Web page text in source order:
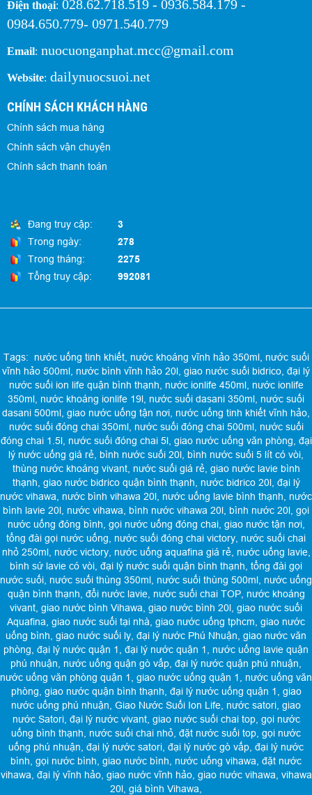
Điện thoại: 028.62.718.519 - 0936.584.179 -
0984.650.779- 0971.540.779
Email: nuocuonganphat.mcc@gmail.com
Website: dailynuocsuoi.net
CHÍNH SÁCH KHÁCH HÀNG
Chính sách mua hàng
Chính sách vận chuyện
Chính sách thanh toán
Đang truy cập:
3
Trong ngày:
278
Trong tháng:
2275
Tổng truy cập:
992081
Tags: nước uống tinh khiết, nước khoáng vĩnh hảo 350ml, nước suối
vĩnh hảo 500ml, nước bình vĩnh hảo 20l, giao nước suối bidrico, đại lý
nước suối ion life quận bình thạnh, nước ionlife 450ml, nước ionlife
350ml, nước khoáng ionlife 19l, nước suối dasani 350ml, nước suối
dasani 500ml, giao nước uống tận nơi, nước uống tinh khiết vĩnh hảo,
nước suối đóng chai 350ml, nước suối đóng chai 500ml, nước suối
đóng chai 1.5l, nước suối đóng chai 5l, giao nước uống văn phòng, đại
lý nước uống giá rẻ, bình nước suối 20l, bình nước suối 5 lít có vòi,
thùng nước khoáng vivant, nước suối giá rẻ, giao nước lavie bình
thạnh, giao nước bidrico quận bình thạnh, nước bidrico 20l, đại lý
nước vihawa, nước bình vihawa 20l, nước uống lavie bình thạnh, nước
bình lavie 20l, nước vihawa, bình nước vihawa 20l, bình nước 20l, gọi
nước uống đóng bình, gọi nước uống đóng chai, giao nước tận nơi,
tổng đài gọi nước uống, nước suối đóng chai victory, nước suối chai
nhỏ 250ml, nước victory, nước uống aquafina giá rẻ, nước uống lavie,
bình sứ lavie có vòi, đại lý nước suối quận bình thạnh, tổng đài gọi
nước suối, nước suối thùng 350ml, nước suối thùng 500ml, nước uống
quận bình thạnh, đổi nước lavie, nước suối chai TOP, nước khoáng
vivant, giao nước bình Vihawa, giao nước bình 20l, giao nước suối
Aquafina, giao nước suối tại nhà, giao nước uống tphcm, giao nước
uống bình, giao nước suối ly, đại lý nước Phú Nhuận, giao nước văn
phòng, đại lý nước quận 1, đại lý nước quận 1, nước uống lavie quận
phú nhuận, nước uống quận gò vấp, đại lý nước quận phú nhuận,
nước uống văn phòng quận 1, giao nước uống quận 1, nước uống văn
phòng, giao nước quận bình thạnh, đại lý nước uống quận 1, giao
nước uống phú nhuận, Giao Nước Suối Ion Life, nước satori, giao
nước Satori, đại lý nước vivant, giao nước suối chai top, gọi nước
uống bình thạnh, nước suối chai nhỏ, đặt nước suối top, gọi nước
uống phú nhuận, đại lý nước satori, đại lý nước gò vấp, đại lý nước
bình, gọi nước bình, giao nước bình, nước uống vihawa, đặt nước
vihawa, đại lý vĩnh hảo, giao nước vĩnh hảo, giao nước vihawa, vihawa
20l, giá bình Vihawa,